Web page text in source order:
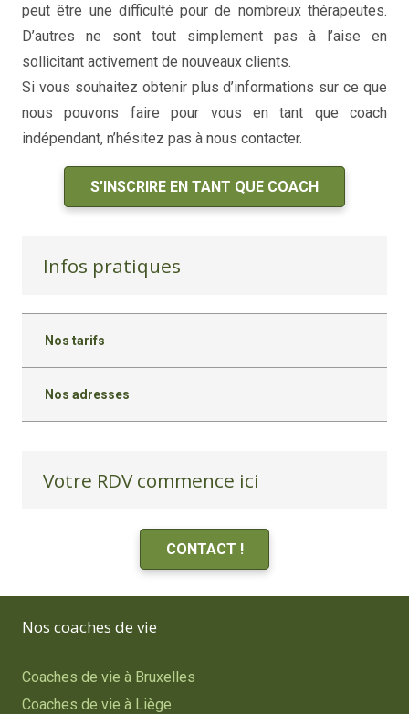
peut être une difficulté pour de nombreux thérapeutes.
D’autres ne sont tout simplement pas à l’aise en
sollicitant activement de nouveaux clients.
Si vous souhaitez obtenir plus d’informations sur ce que
nous pouvons faire pour vous en tant que coach
indépendant, n’hésitez pas à nous contacter.
S’INSCRIRE EN TANT QUE COACH
Infos pratiques
Nos tarifs
Nos adresses
Votre RDV commence ici
CONTACT !
Nos coaches de vie
Coaches de vie à Bruxelles
Coaches de vie à Liège